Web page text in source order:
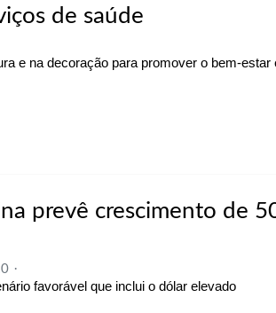
de saúde
e na decoração para promover o bem-estar
prevê crescimento de
favorável que inclui o dólar elevado